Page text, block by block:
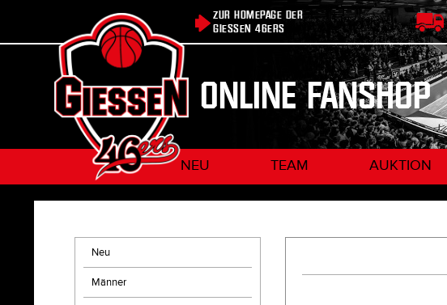
ZUR HOMEPAGE DER
GIESSEN 46ERS
ONLINE FANSHOP
NEU TEAM AUKTION
Neu
Männer